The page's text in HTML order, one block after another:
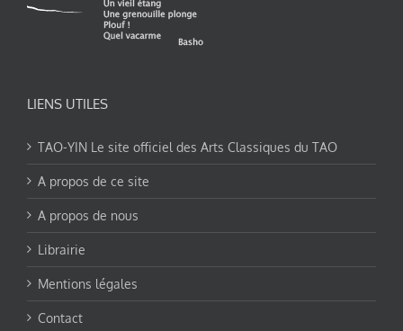
LIENS UTILES
TAO-YIN Le site officiel des Arts Classiques du TAO
A propos de ce site
A propos de nous
Librairie
Mentions légales
Contact